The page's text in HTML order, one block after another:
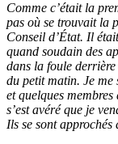
Comme c’était la
pas où se trouvait la
Conseil d’État. Il
quand soudain des
dans la foule
du petit matin. Je
et quelques
s’est avéré que je
Ils se sont approchés